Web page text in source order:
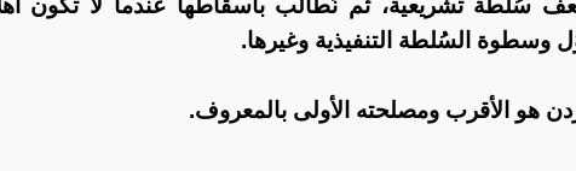
سُلطة تشريعية، ثم نُطالب بأسقاطها عندما لا تكون
وسطوة السُلطة التنفيذية وغيرها.
هو الأقرب ومصلحته الأولى بالمعروف.